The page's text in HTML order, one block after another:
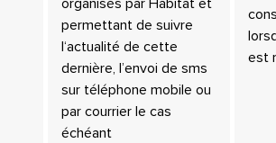
organisés par Habitat et
permettant de suivre
l‘actualité de cette
dernière, l’envoi de sms
sur téléphone mobile ou
par courrier le cas
échéant
est